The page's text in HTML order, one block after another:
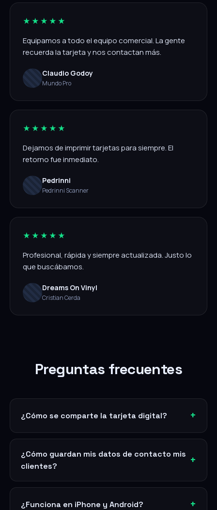
★★★★★
Equipamos a todo el equipo comercial. La gente
recuerda la tarjeta y nos contactan más.
Claudio Godoy
Mundo Pro
★★★★★
Dejamos de imprimir tarjetas para siempre. El
retorno fue inmediato.
Pedrinni
Pedrinni Scanner
★★★★★
Profesional, rápida y siempre actualizada. Justo lo
que buscábamos.
Dreams On Vinyl
Cristian Cerda
Preguntas frecuentes
¿Cómo se comparte la tarjeta digital?
¿Cómo guardan mis datos de contacto mis
clientes?
¿Funciona en iPhone y Android?